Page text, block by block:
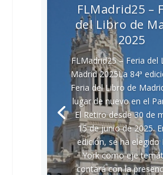
FLMadrid25 –
del Libro de
2025
FLMadrid25 – Feria del
Madrid 2025La 84ª
Feria del Libro de
lugar de nuevo en el
El Retiro desde 30 de
15 de junio de 2025.
edición, se ha elegido
York como eje
contará con la